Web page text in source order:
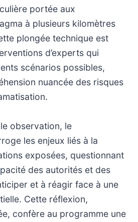
portée aux
à plusieurs kilomètres
plongée technique est
d’experts qui
scénarios possibles,
nuancée des risques
observation, le
les enjeux liés à la
exposées, questionnant
des autorités et des
et à réagir face à une
Cette réflexion,
confère au programme une